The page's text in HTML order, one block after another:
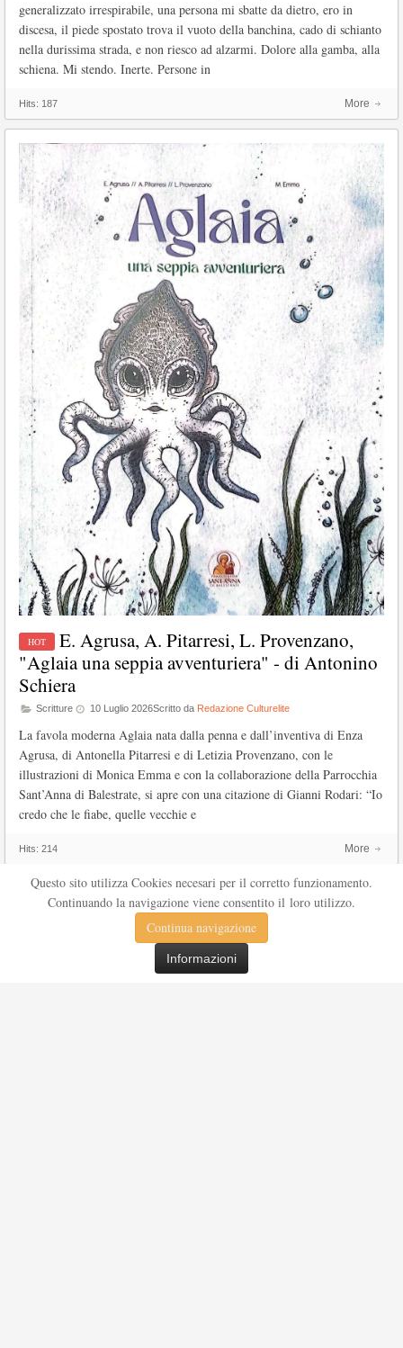
generalizzato irrespirabile, una persona mi sbatte da dietro, ero in
discesa, il piede spostato trova il vuoto della banchina, cado di schianto
nella durissima strada, e non riesco ad alzarmi. Dolore alla gamba, alla
schiena. Mi stendo. Inerte. Persone in
Hits: 187 More
E. Agrusa, A. Pitarresi, L. Provenzano,
"Aglaia una seppia avventuriera" - di Antonino
Schiera
Scritture 10 Luglio 2026Scritto da Redazione Culturelite
La favola moderna Aglaia nata dalla penna e dall’inventiva di Enza
Agrusa, di Antonella Pitarresi e di Letizia Provenzano, con le
illustrazioni di Monica Emma e con la collaborazione della Parrocchia
Sant’Anna di Balestrate, si apre con una citazione di Gianni Rodari: “Io
credo che le fiabe, quelle vecchie e
Hits: 214 More
Questo sito utilizza Cookies necesari per il corretto funzionamento.
Continuando la navigazione viene consentito il loro utilizzo.
Continua navigazione
Informazioni